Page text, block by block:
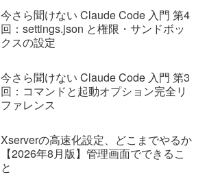
今さら聞けない Claude Code 入門 第4
回：settings.json と権限・サンドボッ
クスの設定
今さら聞けない Claude Code 入門 第3
回：コマンドと起動オプション完全リ
ファレンス
Xserverの高速化設定、どこまでやるか
【2026年8月版】管理画面でできるこ
と